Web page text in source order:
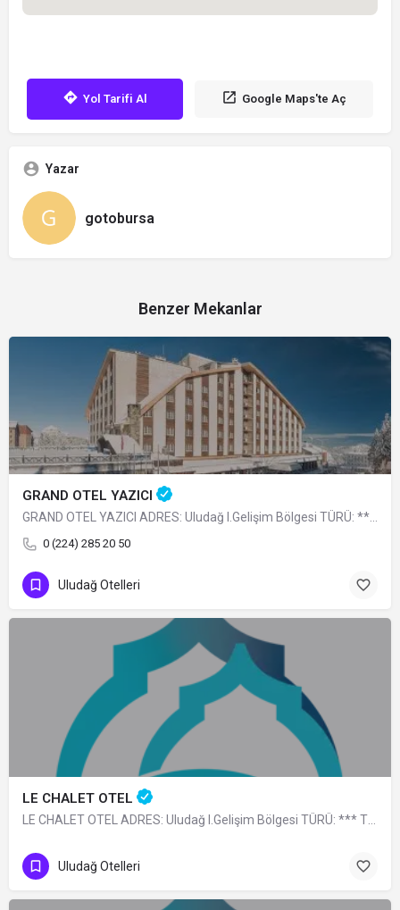
Yol Tarifi Al Google Maps'te Aç
Yazar
gotobursa
Benzer Mekanlar
GRAND OTEL YAZICI
GRAND OTEL YAZICI ADRES: Uludağ I.Gelişim Bölgesi TÜRÜ: **** TELEFON: 0 (224) 285…
0 (224) 285 20 50
Uludağ Otelleri
LE CHALET OTEL
LE CHALET OTEL ADRES: Uludağ I.Gelişim Bölgesi TÜRÜ: *** TELEFON: 0 (224) 285 23 40
Uludağ Otelleri